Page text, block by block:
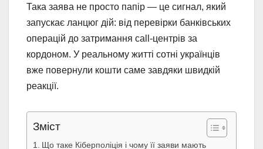
Така заява не просто папір — це сигнал, який
запускає ланцюг дій: від перевірки банківських
операцій до затримання call-центрів за
кордоном. У реальному житті сотні українців
вже повернули кошти саме завдяки швидкій
реакції.
Зміст
Що таке Кіберполіція і чому її заяви мають